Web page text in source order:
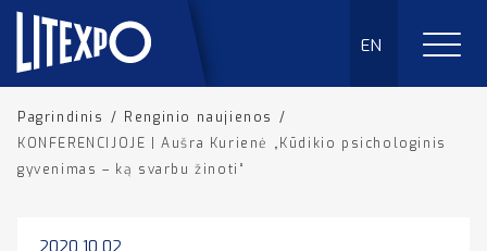
EN
Pagrindinis / Renginio naujienos /
KONFERENCIJOJE | Aušra Kurienė „Kūdikio psichologinis
gyvenimas – ką svarbu žinoti“